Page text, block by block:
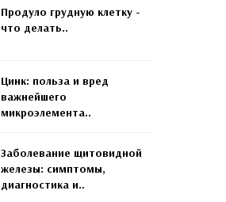
Продуло грудную клетку -
что делать..
Цинк: польза и вред
важнейшего
микроэлемента..
Заболевание щитовидной
железы: симптомы,
диагностика и..